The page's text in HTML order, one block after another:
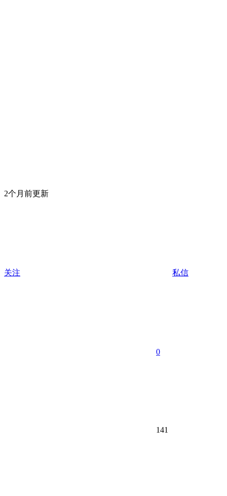
2个月前更新
关注 私信
0
141